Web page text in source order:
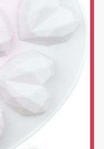
Sản phẩm có dấu
Hàng giả, hàng nhái
Sản phẩm không rõ
Hình ảnh sản phẩm
Sản phẩm có hình
Tên sản phẩm
Bạn
Hãy báo lỗi